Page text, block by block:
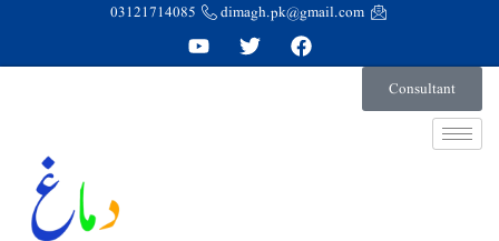
dimagh.pk@gmail.com
03121714085
Consultant